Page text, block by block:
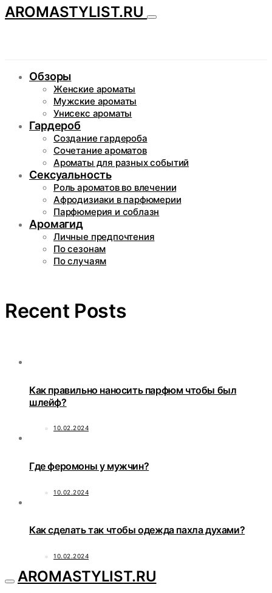
AROMASTYLIST.RU
Обзоры
Женские ароматы
Мужские ароматы
Унисекс ароматы
Гардероб
Создание гардероба
Сочетание ароматов
Ароматы для разных событий
Сексуальность
Роль ароматов во влечении
Афродизиаки в парфюмерии
Парфюмерия и соблазн
Аромагид
Личные предпочтения
По сезонам
По случаям
Recent Posts
Как правильно наносить парфюм чтобы был
шлейф?
10.02.2024
Где феромоны у мужчин?
10.02.2024
Как сделать так чтобы одежда пахла духами?
10.02.2024
AROMASTYLIST.RU